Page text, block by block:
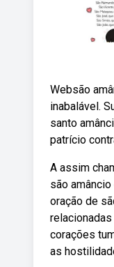
Websão
inabalável.
santo
patrício
A assim
são
oração de
corações
as